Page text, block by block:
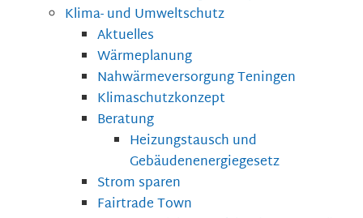
Klima- und Umweltschutz
Aktuelles
Wärmeplanung
Nahwärmeversorgung Teningen
Klimaschutzkonzept
Beratung
Heizungstausch und
Gebäudenenergiegesetz
Strom sparen
Fairtrade Town